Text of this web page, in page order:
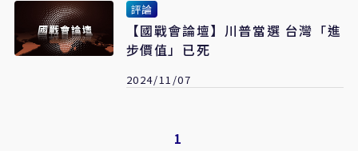
評論
【國戰會論壇】川普當選 台灣「進
步價值」已死
2024/11/07
1